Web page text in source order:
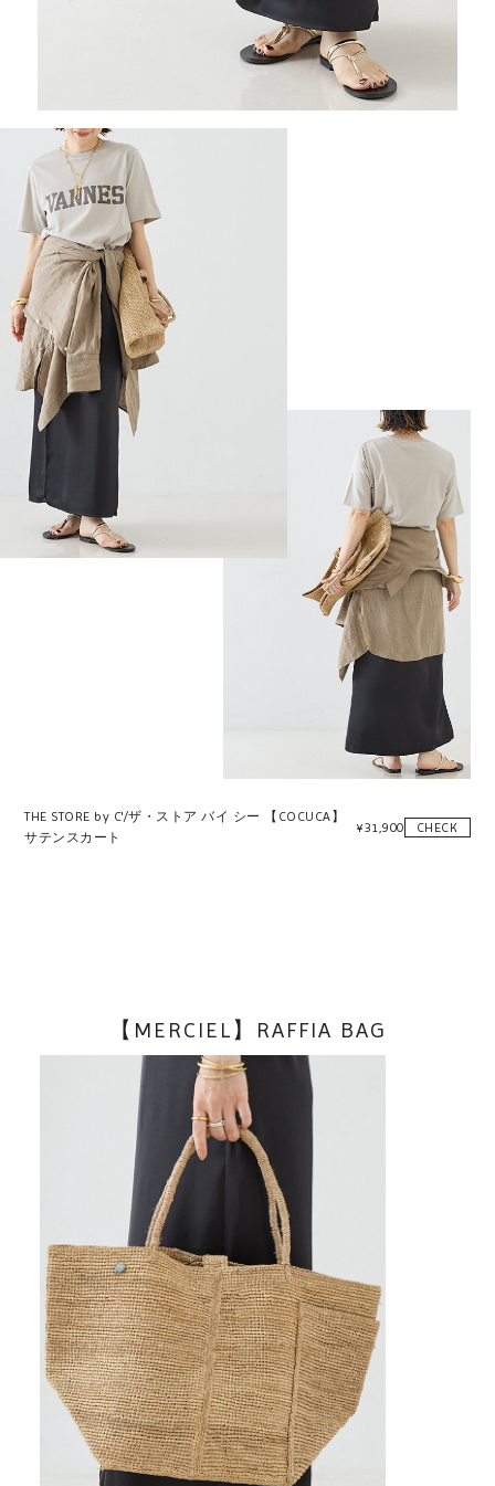
THE STORE by C'/ザ・ストア バイ シー 【COCUCA】
サテンスカート
¥31,900 CHECK
【MERCIEL】RAFFIA BAG